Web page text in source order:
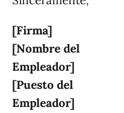
[Firma]
[Nombre del
Empleador]
[Puesto del
Empleador]